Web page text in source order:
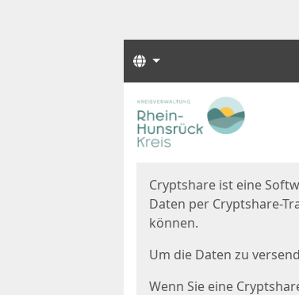
Sprachen
Start
Cryptshare ist eine
Daten per Cryptshare-
können.
Um die Daten zu
Wenn Sie eine